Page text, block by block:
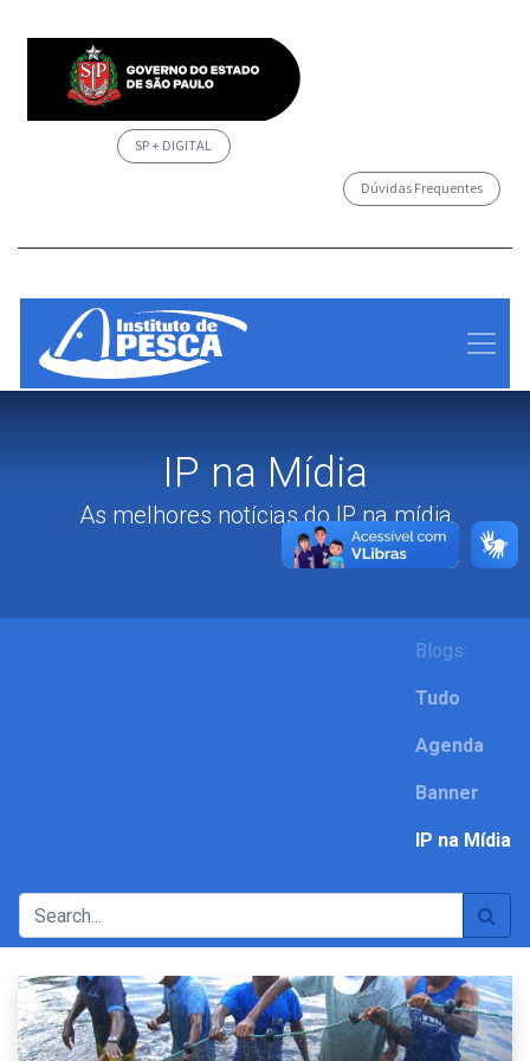
SP + DIGITAL
Dúvidas Frequentes
IP na Mídia
As melhores notícias do IP na mídia
Blogs:
Tudo
Agenda
Banner
IP na Mídia